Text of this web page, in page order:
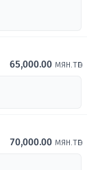
65,000.00 мян.төг
70,000.00 мян.төг